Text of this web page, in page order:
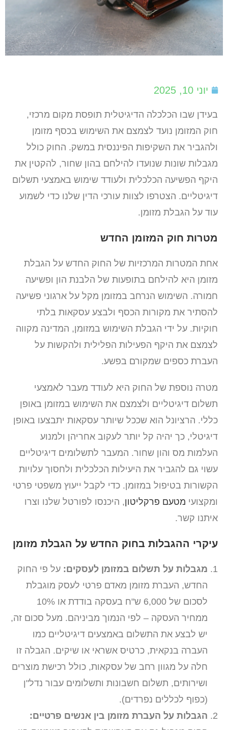
יוני 10, 2025
בעידן שבו הכלכלה הדיגיטלית תופסת מקום מרכזי,
חוק המזומן נועד לצמצם את השימוש בכסף מזומן
ולהגביר את השקיפות הפיננסית במשק. החוק כולל
מגבלות שונות שנועדו להילחם בהון שחור, להקטין את
היקף הפשיעה הכלכלית ולעודד שימוש באמצעי תשלום
דיגיטליים. הצטרפו לצוות עורכי הדין שלנו כדי לשמוע
עוד על הגבלת מזומן.
מטרות חוק המזומן החדש
אחת המטרות המרכזיות של החוק החדש על הגבלת
מזומן היא להילחם בתופעות של הלבנת הון ופשיעה
חמורה. השימוש הנרחב במזומן מקל על ארגוני פשיעה
להסתיר את מקורות הכסף ולבצע עסקאות בלתי
חוקיות. על ידי הגבלת השימוש במזומן, המדינה מקווה
לצמצם את היקף הפעילות הפלילית ולהקשות על
העברת כספים שמקורם בפשע.
מטרה נוספת של החוק היא לעודד מעבר לאמצעי
תשלום דיגיטליים ולצמצם את השימוש במזומן באופן
כללי. הרציונל הוא שככל שיותר עסקאות יתבצעו באופן
דיגיטלי, כך יהיה קל יותר לעקוב אחריהן ולמנוע
העלמות מס והון שחור. המעבר לתשלומים דיגיטליים
עשוי גם להגביר את היעילות הכלכלית ולחסוך עלויות
הקשורות בטיפול במזומן. כדי לקבל ייעוץ משפטי פרטי
ומקצועי מטעם פרקליטון, היכנסו לפורטל שלנו וצרו
איתנו קשר.
עיקרי ההגבלות בחוק החדש על הגבלת מזומן
מגבלות על תשלום במזומן לעסקים: על פי החוק
החדש, העברת מזומן מאדם פרטי לעסק מוגבלת
לסכום של 6,000 ש"ח בעסקה בודדת או 10%
ממחיר העסקה – לפי הנמוך מביניהם. מעל סכום זה,
יש לבצע את התשלום באמצעים דיגיטליים כמו
העברה בנקאית, כרטיס אשראי או שיקים. הגבלה זו
חלה על מגוון רחב של עסקאות, כולל רכישת מוצרים
ושירותים, תשלום חשבונות ותשלומים עבור נדל"ן
(כפוף לכללים נפרדים).
הגבלות על העברת מזומן בין אנשים פרטיים: